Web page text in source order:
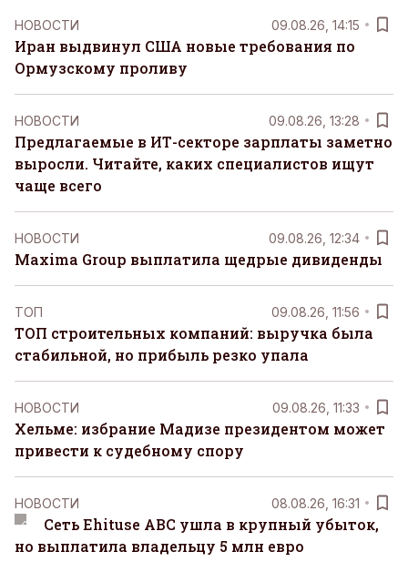
НОВОСТИ 09.08.26, 14:15
Иран выдвинул США новые требования по
Ормузскому проливу
НОВОСТИ 09.08.26, 13:28
Предлагаемые в ИТ-секторе зарплаты заметно
выросли. Читайте, каких специалистов ищут
чаще всего
НОВОСТИ 09.08.26, 12:34
Maxima Group выплатила щедрые дивиденды
ТОП 09.08.26, 11:56
ТОП строительных компаний: выручка была
стабильной, но прибыль резко упала
НОВОСТИ 09.08.26, 11:33
Хельме: избрание Мадизе президентом может
привести к судебному спору
НОВОСТИ 08.08.26, 16:31
Сеть Ehituse ABC ушла в крупный убыток,
но выплатила владельцу 5 млн евро